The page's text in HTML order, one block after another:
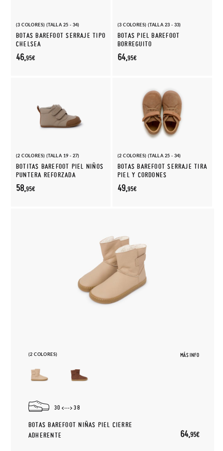
(3 COLORES) (TALLA 25 - 34)
BOTAS BAREFOOT SERRAJE TIPO
CHELSEA
46,95€
(3 COLORES) (TALLA 23 - 33)
BOTAS PIEL BAREFOOT
BORREGUITO
64,95€
(2 COLORES) (TALLA 19 - 27)
BOTITAS BAREFOOT PIEL NIÑOS
PUNTERA REFORZADA
58,95€
(2 COLORES) (TALLA 25 - 34)
BOTAS BAREFOOT SERRAJE TIRA
PIEL Y CORDONES
49,95€
(2 COLORES) MÁS INFO
30 38
BOTAS BAREFOOT NIÑAS PIEL CIERRE
ADHERENTE
64,95€